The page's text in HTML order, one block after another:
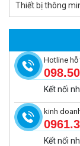
Thiết bị thông
Hotline hỗ
Kết nối
kinh
Kết nối
Camera tích
2.039.000 đ